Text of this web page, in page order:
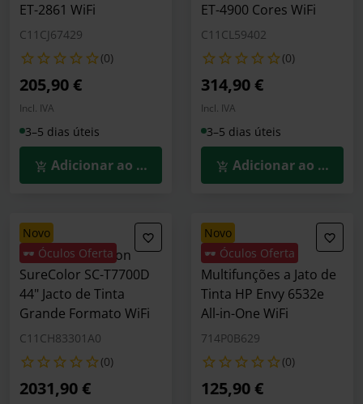
ET-2861 WiFi
C11CJ67429
(0)
205,90 €
Incl. IVA
3–5 dias úteis
Adicionar ao Carrinho
ET-4900 Cores WiFi
C11CL59402
(0)
314,90 €
Incl. IVA
3–5 dias úteis
Adicionar ao
novo
🕶️ Óculos Oferta
Impressora Epson
SureColor SC-T7700D
44" Jacto de Tinta
Grande Formato WiFi
C11CH83301A0
(0)
2031,90 €
novo
🕶️ Óculos Oferta
Impressora
Multifunções a Jato de
Tinta HP Envy 6532e
All-in-One WiFi
714P0B629
(0)
125,90 €